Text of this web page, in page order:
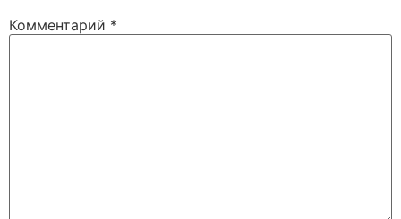
Комментарий *